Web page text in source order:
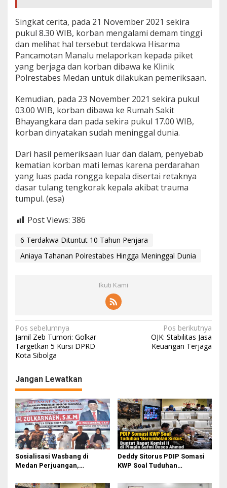
Singkat cerita, pada 21 November 2021 sekira
pukul 8.30 WIB, korban mengalami demam tinggi
dan melihat hal tersebut terdakwa Hisarma
Pancamotan Manalu melaporkan kepada piket
yang berjaga dan korban dibawa ke Klinik
Polrestabes Medan untuk dilakukan pemeriksaan.
Kemudian, pada 23 November 2021 sekira pukul
03.00 WIB, korban dibawa ke Rumah Sakit
Bhayangkara dan pada sekira pukul 17.00 WIB,
korban dinyatakan sudah meninggal dunia.
Dari hasil pemeriksaan luar dan dalam, penyebab
kematian korban mati lemas karena perdarahan
yang luas pada rongga kepala disertai retaknya
dasar tulang tengkorak kepala akibat trauma
tumpul. (esa)
Post Views: 386
6 Terdakwa Dituntut 10 Tahun Penjara
Aniaya Tahanan Polrestabes Hingga Meninggal Dunia
Ikuti Kami
N
a
v
i
g
a
s
i
p
o
s
Pos sebelumnya
Jamil Zeb Tumori: Golkar
Targetkan 5 Kursi DPRD
Kota Sibolga
Pos berikutnya
OJK: Stabilitas Jasa
Keuangan Terjaga
Jangan Lewatkan
Sosialisasi Wasbang di
Medan Perjuangan,
Perjuangkan Ruang Bermain
Deddy Sitorus PDIP Somasi
KWP Soal Tuduhan
Rapat Komisi II Dipimpin